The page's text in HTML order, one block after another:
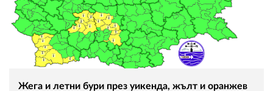
Жега и летни бури през уикенда, жълт и оранжев